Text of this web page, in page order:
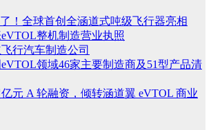
！全球首创全涵道式吨级飞行器亮相
整机制造营业执照
行汽车制造公司
eVTOL领域46家主要制造商及51型产品清
元 A 轮融资，倾转涵道翼 eVTOL 商业